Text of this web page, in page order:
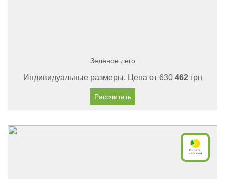
Зелёное лего
Индивидуальные размеры, Цена от630 462грн
Рассчитать